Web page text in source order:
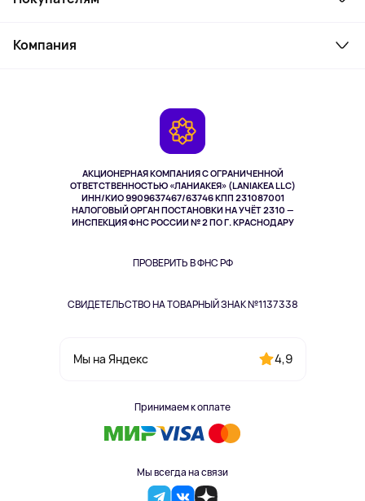
АКЦИОНЕРНАЯ КОМПАНИЯ С ОГРАНИЧЕННОЙ
ОТВЕТСТВЕННОСТЬЮ «ЛАНИАКЕЯ» (LANIAKEA LLC)
ИНН/КИО 9909637467/63746 КПП 231087001
НАЛОГОВЫЙ ОРГАН ПОСТАНОВКИ НА УЧЁТ 2310 —
ИНСПЕКЦИЯ ФНС РОССИИ № 2 ПО Г. КРАСНОДАРУ
ПРОВЕРИТЬ В ФНС РФ
СВИДЕТЕЛЬСТВО НА ТОВАРНЫЙ ЗНАК №1137338
Мы на Яндекс 4,9
Принимаем к оплате
Мы всегда на связи
Косметика и уход
Здоровье питомцев
Одежда и аксессуары
Как заказать
Компания